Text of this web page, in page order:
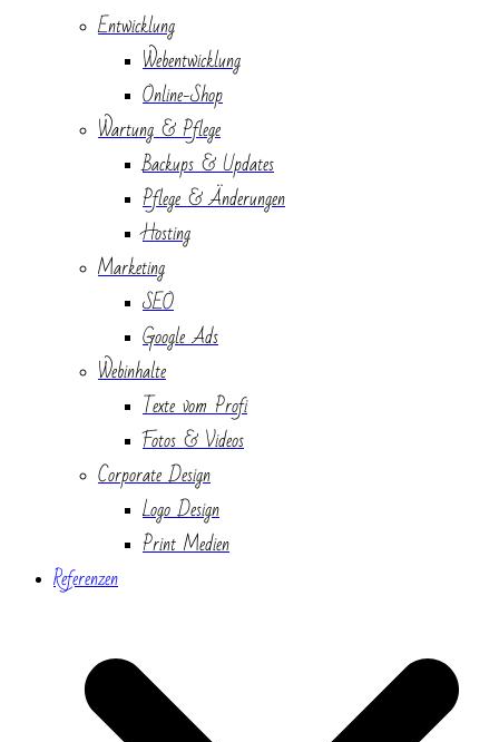
Entwicklung
Webentwicklung
Online-Shop
Wartung & Pflege
Backups & Updates
Pflege & Änderungen
Hosting
Marketing
SEO
Google Ads
Webinhalte
Texte vom Profi
Fotos & Videos
Corporate Design
Logo Design
Print Medien
Referenzen